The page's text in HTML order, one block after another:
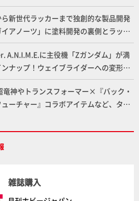
!!さらに「大鉄人17」＆「ワンエイ
もお届け！【超合金の魂】
新世代ラッカーまで独創的な製品開発
アノーツ」に塗料開発の裏側とラッカ
ついてインタビュー！
A.N.I.M.E.に主役機「Zガンダム」が満
ナップ！ウェイブライダーへの変形、
ロポーションを再現【機動戦士Zガン
竜神やトランスフォーマー×『バック・
ューチャー』コラボアイテムなど、タカ
雑誌購入